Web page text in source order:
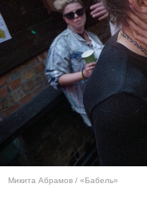
Микита Абрамов / «Бабель»